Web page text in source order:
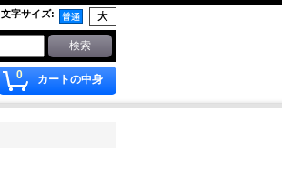
文字サイズ:
0 カートの中身